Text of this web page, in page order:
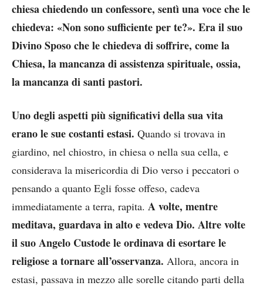
chiesa chiedendo un confessore, sentìuna voce che le
chiedeva: «Non sono sufficiente per te?». Era il suo
Divino Sposo che le chiedeva di soffrire, come la
Chiesa, la mancanza di assistenza spirituale, ossia,
la mancanza di santi pastori.
Uno degli aspetti più significativi della sua vita
erano le sue costanti estasi. Quando si trovava in
giardino, nel chiostro, in chiesa o nella sua cella, e
considerava la misericordia di Dio verso i peccatori o
pensando a quanto Egli fosse offeso, cadeva
immediatamente a terra, rapita. A volte, mentre
meditava, guardava in alto e vedeva Dio. Altre volte
il suo Angelo Custode le ordinava di esortare le
religiose a tornare all’osservanza. Allora, ancora in
estasi, passava in mezzo alle sorelle citando parti della